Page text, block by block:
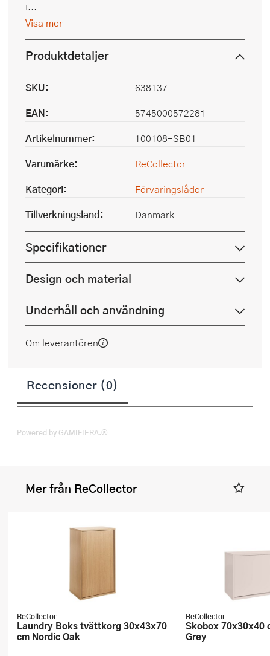
i...
Visa mer
Produktdetaljer
SKU:
638137
EAN:
5745000572281
Artikelnummer:
100108-SB01
Varumärke:
ReCollector
Kategori:
Förvaringslådor
Tillverkningsland:
Danmark
Specifikationer
Design och material
Underhåll och användning
Om leverantören
Recensioner (0)
Powered by GAMIFIERA.®
Mer från ReCollector
ReCollector
Laundry Boks tvättkorg 30x43x70
cm Nordic Oak
ReCollector
Skobox 70x30x40 cm Silver Cloud
Grey